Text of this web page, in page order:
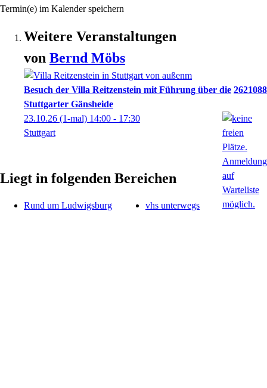
Termin(e) im Kalender speichern
Weitere Veranstaltungen
von Bernd Möbs
Besuch der Villa Reitzenstein mit Führung über die
Stuttgarter Gänsheide
2621088
23.10.26 (1-mal) 14:00 - 17:30
Stuttgart
Liegt in folgenden Bereichen
Rund um Ludwigsburg vhs unterwegs